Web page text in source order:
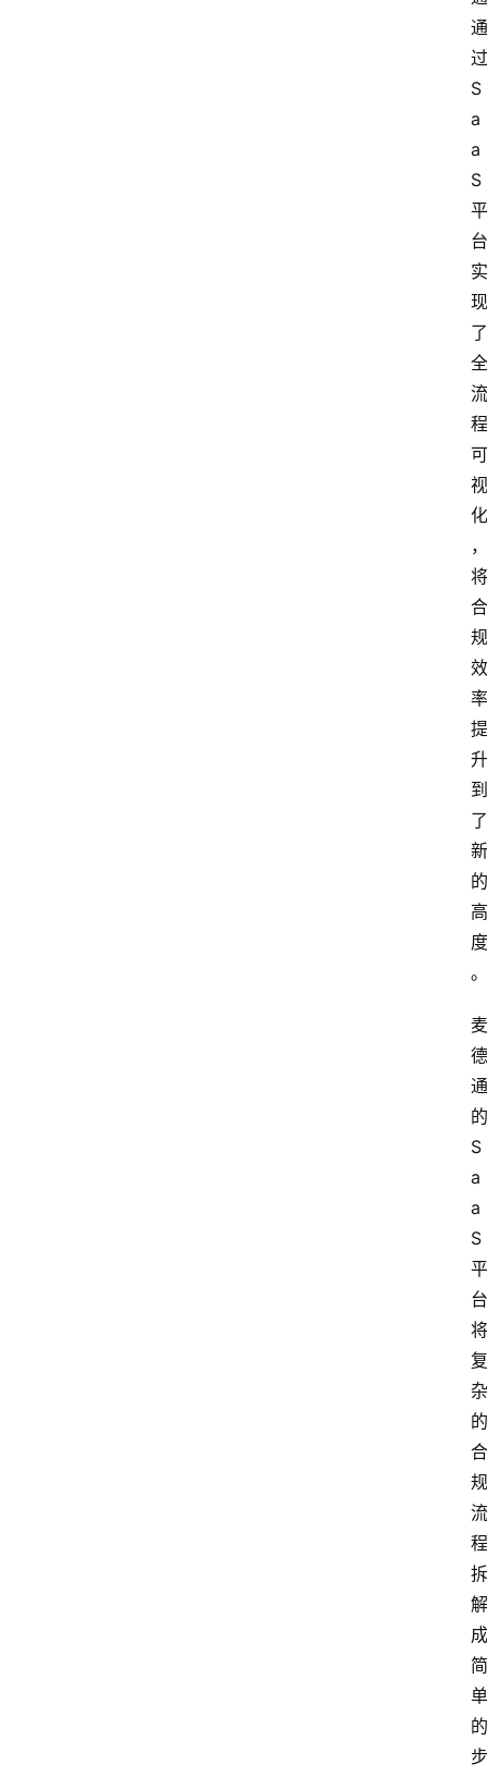
通
过
S
a
a
S
平
台
实
现
了
全
流
程
可
视
化
，
将
合
规
效
率
提
升
到
了
新
的
高
度
。
麦
德
通
的
S
a
a
S
平
台
将
复
杂
的
合
规
流
程
拆
解
成
简
单
的
步